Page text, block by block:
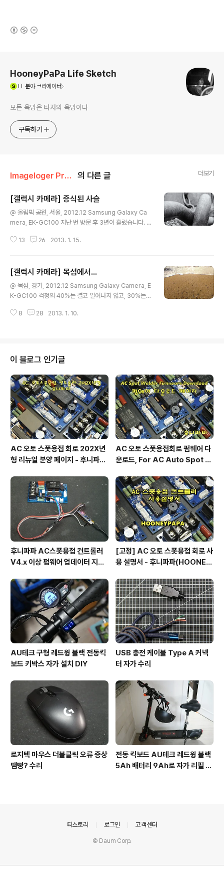
HooneyPaPa Life Sketch
IT 분야 크리에이터
모든 욕망은 타자의 욕망이다
구독하기
Imageloger Promotion/Galaxy Camera 의 다른 글 더보기
[갤럭시 카메라] 증식된 사슬
@ 올림픽 공원, 서울, 2012.12 Samsung Galaxy Ca
mera, EK-GC100 지난 번 방문 후 3년이 흘렀습니다. 그
13 26 2013. 1. 15.
[갤럭시 카메라] 목섬에서...
@ 목섬, 경기, 2012.12 Samsung Galaxy Camera, E
K-GC100 걱정의 40%는 결코 일어나지 않고, 30%는
수 없고, 단지 남은 4%만이 우리가 대처할 수 있는 일에 대
걱정이 다 쓸데없다!!' 하시네요. 공감하시면,,,, 500원!! +
실은 사진 속의 모래에 걱정거리 하나하나 써서 파도에 지
워보고 싶었지만,,, 날씨가 추워도 너~무 추워서 엄두를 못
내겠더라구요. 이렇게 된 거 뭐 같이 써봐요~ ^^*
8 28 2013. 1. 10.
이 블로그 인기글
AC 오토 스폿용접 회로 202X년
형 리뉴얼 분양 페이지 - 후니파파
AC 오토 스폿용접회로 펌웨어 다
운로드, For AC Auto Spot W
ad by 후니파파
후니파파 AC스폿용접 컨트롤러
V4.x 이상 펌웨어 업데이터 지그
[고정] AC 오토 스폿용접 회로 사
용 설명서 - 후니파파(HOONEY
AU테크 구형 레드윙 블랙 전동킥
보드 키박스 자가 설치 DIY
USB 충전 케이블 Type A 커넥
터 자가 수리
로지텍 마우스 더블클릭 오류 증상
땜빵? 수리
전동 킥보드 AU테크 레드윙 블랙
5Ah 배터리 9Ah로 자가 리필 교
티스토리 로그인 고객센터
© Daum Corp.